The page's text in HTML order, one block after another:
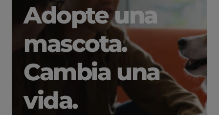
Adopte una
mascota.
Cambia una
vida.